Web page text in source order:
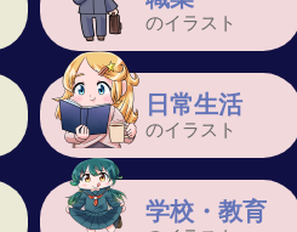
のイラスト
日常生活
のイラスト
学校・教育